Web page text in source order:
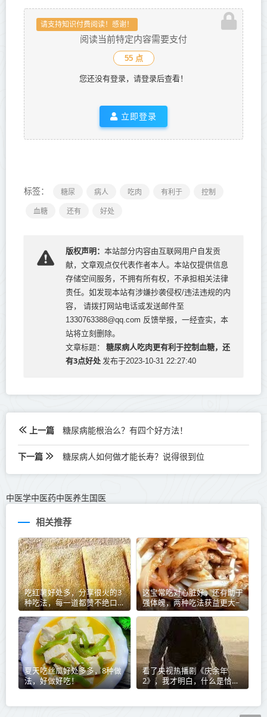
请支持知识付费阅读！感谢！
阅读当前特定内容需要支付
55 点
您还没有登录，请登录后查看！
立即登录
标签： 糖尿 病人 吃肉 有利于
控制
血糖
还有 好处
版权声明： 本站部分内容由互联网用户自发贡
献，文章观点仅代表作者本人。本站仅提供信息
存储空间服务，不拥有所有权，不承担相关法律
责任。如发现本站有涉嫌抄袭侵权/违法违规的内
容， 请拨打网站电话或发送邮件至
1330763388@qq.com 反馈举报，一经查实，本
站将立刻删除。
文章标题：
糖尿病人吃肉更有利于控制血糖，还
有3点好处 发布于2023-10-31 22:27:40
上一篇 糖尿病能根治么？有四个好方法！
下一篇 糖尿病人如何做才能长寿？说得很到位
中医学中医药中医养生国医
相关推荐
吃红薯好处多，分享很火的3
种吃法，每一道都赞不绝口，
要收藏好
这宝常吃对心脏好，还有助于
强体魄，两种吃法获益更大~
夏天吃丝瓜好处多多，8种做
法，好做好吃！
看了央视热播剧《庆余年
2》，我才明白，什么是恰到
好处的父爱